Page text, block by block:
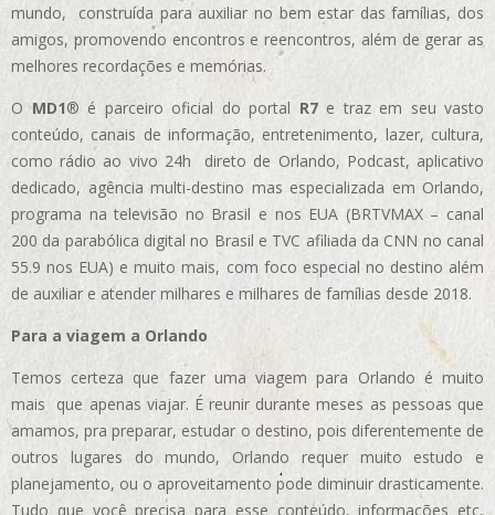
mundo, construída para auxiliar no bem estar das famílias, dos
amigos, promovendo encontros e reencontros, além de gerar as
melhores recordações e memórias.
OMD1® é parceiro oficial do portal R7e traz em seu vasto
conteúdo, canais de informação, entretenimento, lazer, cultura,
como rádio ao vivo 24h direto de Orlando, Podcast, aplicativo
dedicado, agência multi-destino mas especializada em Orlando,
programa na televisão no Brasil e nos EUA (BRTVMAX – canal
200 da parabólica digital no Brasil e TVC afiliada da CNN no canal
55.9 nos EUA) e muito mais, com foco especial no destino além
de auxiliar e atender milhares e milhares de famílias desde 2018.
Para a viagem a Orlando
Temos certeza que fazer uma viagem para Orlando é muito
mais que apenas viajar. É reunir durante meses as pessoas que
amamos, pra preparar, estudar o destino, pois diferentemente de
outros lugares do mundo, Orlando requer muito estudo e
planejamento, ou o aproveitamento pode diminuir drasticamente.
Tudo que você precisa para esse conteúdo, informações etc,